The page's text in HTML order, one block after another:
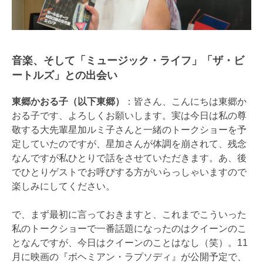
音楽、そして「ミュージック・ライフ」「ザ・ビ
ートルズ」との出会い
東郷かおる子（以下東郷）
：皆さん、こんにちは東郷か
おる子です、よろしくお願いします。実は今日は私の尊
敬する大先輩星加ルミ子さんと一緒のトークショーを予
定していたのですが、星加さんが体調を崩されて、残念
なんですが私ひとりで話をさせていただきます。あ、後
でひとりゲストでお呼びする方がいらっしゃいますので
楽しみにしてください。
で、まず最初に言っておきますと、これまでこういった
私のトークショーで一番話題になったのはクイーンのこ
となんですが、今日はクイーンのことはなし（笑）。11
月に映画の『ボヘミアン・ラプソディ』が公開予定で、